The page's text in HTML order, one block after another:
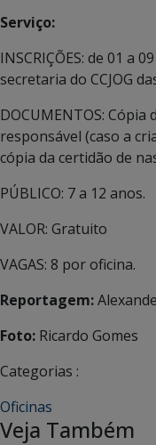
Serviço:
INSCRIÇÕES: de 01 a
secretaria do CCJOG
DOCUMENTOS: Cópia
responsável (caso a
cópia da certidão de
PÚBLICO: 7 a 12 anos.
VALOR: Gratuito
VAGAS: 8 por oficina.
Reportagem:
Foto: Ricardo Gomes
Categorias :
Oficinas
Veja Também